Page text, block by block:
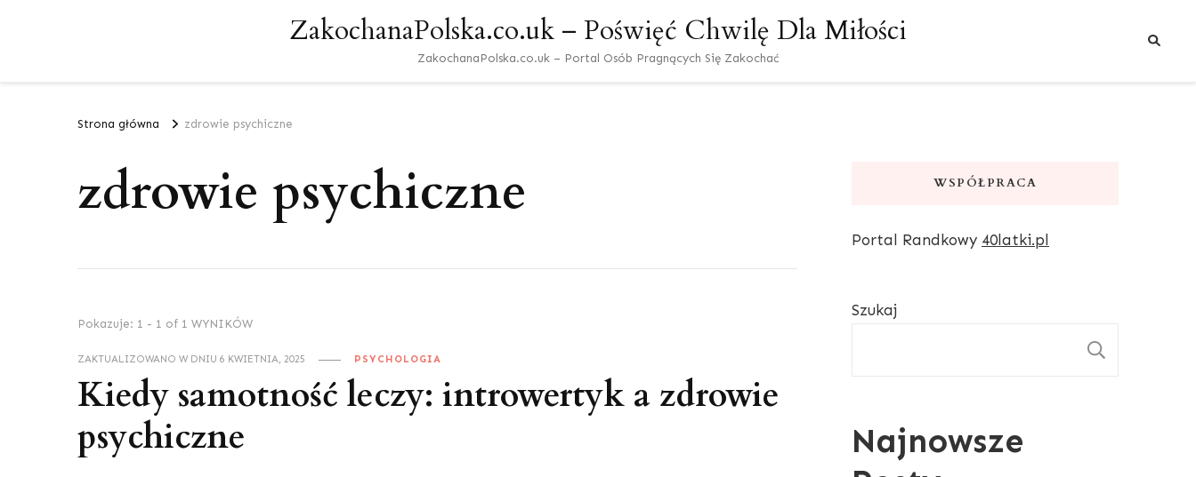
ZakochanaPolska.co.uk – Poświęć Chwilę Dla Miłości
ZakochanaPolska.co.uk – Portal Osób Pragnących Się Zakochać
Strona główna zdrowie psychiczne
zdrowie psychiczne
Pokazuje: 1 - 1 of 1 WYNIKÓW
ZAKTUALIZOWANO W DNIU 6 KWIETNIA, 2025 PSYCHOLOGIA
Kiedy samotność leczy: introwertyk a zdrowie
psychiczne
WSPÓŁPRACA
Portal Randkowy 40latki.pl
Szukaj
Najnowsze